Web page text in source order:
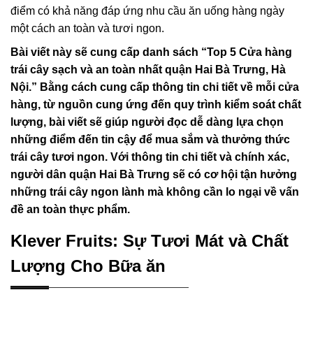
điểm có khả năng đáp ứng nhu cầu ăn uống hàng ngày
một cách an toàn và tươi ngon.
Bài viết này sẽ cung cấp danh sách “Top 5 Cửa hàng
trái cây sạch và an toàn nhất quận Hai Bà Trưng, Hà
Nội.” Bằng cách cung cấp thông tin chi tiết về mỗi cửa
hàng, từ nguồn cung ứng đến quy trình kiểm soát chất
lượng, bài viết sẽ giúp người đọc dễ dàng lựa chọn
những điểm đến tin cậy để mua sắm và thưởng thức
trái cây tươi ngon. Với thông tin chi tiết và chính xác,
người dân quận Hai Bà Trưng sẽ có cơ hội tận hưởng
những trái cây ngon lành mà không cần lo ngại về vấn
đề an toàn thực phẩm.
Klever Fruits: Sự Tươi Mát và Chất
Lượng Cho Bữa ăn